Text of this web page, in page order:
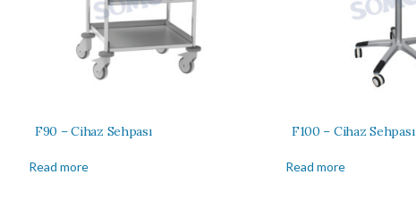
F90 – Cihaz Sehpası
Read more
F100 – Cihaz Sehpası
Read more